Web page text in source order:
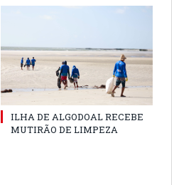
ILHA DE ALGODOAL RECEBE
MUTIRÃO DE LIMPEZA